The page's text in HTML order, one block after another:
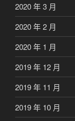
2020 年 3 月
2020 年 2 月
2020 年 1 月
2019 年 12 月
2019 年 11 月
2019 年 10 月